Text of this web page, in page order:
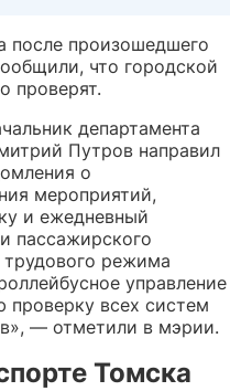
после произошедшего
что городской
проверят.
департамента
Путров направил
о
мероприятий,
и ежедневный
пассажирского
режима
управление
проверку всех систем
— отметили в мэрии.
Томска